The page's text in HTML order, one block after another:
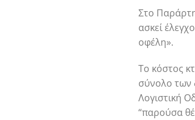
Στο
ασκεί
οφέλη».
Το κόστος
σύνολο των
Λογιστική
“παρούσα